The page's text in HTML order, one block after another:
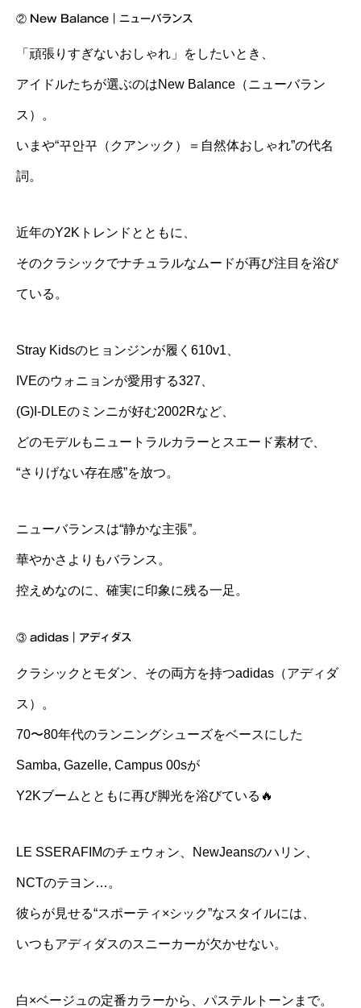
② New Balance｜ニューバランス
「頑張りすぎないおしゃれ」をしたいとき、
アイドルたちが選ぶのはNew Balance（ニューバラン
ス）。
いまや“꾸안꾸（クアンック）＝自然体おしゃれ”の代名
詞。
近年のY2Kトレンドとともに、
そのクラシックでナチュラルなムードが再び注目を浴び
ている。
Stray Kidsのヒョンジンが履く610v1、
IVEのウォニョンが愛用する327、
(G)I-DLEのミンニが好む2002Rなど、
どのモデルもニュートラルカラーとスエード素材で、
“さりげない存在感”を放つ。
ニューバランスは“静かな主張”。
華やかさよりもバランス。
控えめなのに、確実に印象に残る一足。
③ adidas｜アディダス
クラシックとモダン、その両方を持つadidas（アディダ
ス）。
70〜80年代のランニングシューズをベースにした
Samba, Gazelle, Campus 00sが
Y2Kブームとともに再び脚光を浴びている🔥
LE SSERAFIMのチェウォン、NewJeansのハリン、
NCTのテヨン…。
彼らが見せる“スポーティ×シック”なスタイルには、
いつもアディダスのスニーカーが欠かせない。
白×ベージュの定番カラーから、パステルトーンまで。